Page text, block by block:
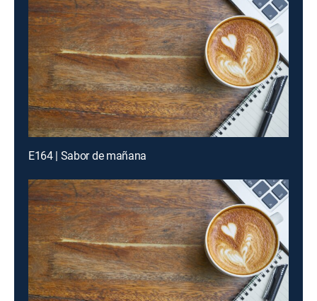
E164 | Sabor de mañana